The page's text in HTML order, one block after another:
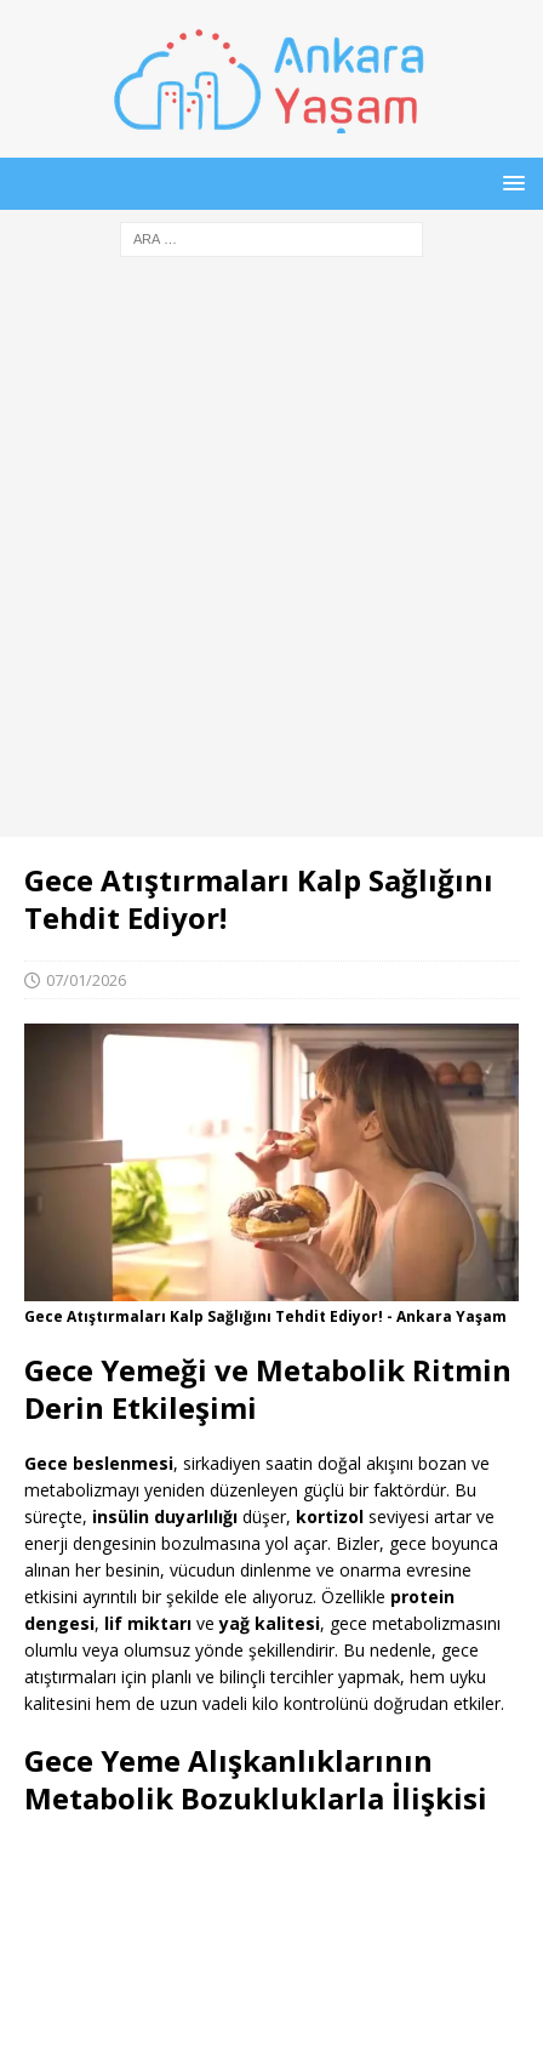
Gece Atıştırmaları Kalp Sağlığını
Tehdit Ediyor!
07/01/2026
Gece Atıştırmaları Kalp Sağlığını Tehdit Ediyor! - Ankara Yaşam
Gece Yemeği ve Metabolik Ritmin
Derin Etkileşimi
Gece beslenmesi, sirkadiyen saatin doğal akışını bozan ve
metabolizmayı yeniden düzenleyen güçlü bir faktördür. Bu
süreçte, insülin duyarlılığı düşer, kortizol seviyesi artar ve
enerji dengesinin bozulmasına yol açar. Bizler, gece boyunca
alınan her besinin, vücudun dinlenme ve onarma evresine
etkisini ayrıntılı bir şekilde ele alıyoruz. Özellikle protein
dengesi, lif miktarı veyağ kalitesi, gece metabolizmasını
olumlu veya olumsuz yönde şekillendirir. Bu nedenle, gece
atıştırmaları için planlı ve bilinçli tercihler yapmak, hem uyku
kalitesini hem de uzun vadeli kilo kontrolünü doğrudan etkiler.
Gece Yeme Alışkanlıklarının
Metabolik Bozukluklarla İlişkisi